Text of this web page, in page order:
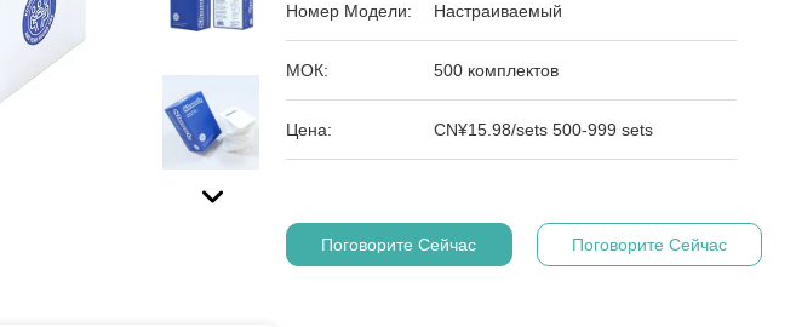
Номер Модели: Настраиваемый
МОК: 500 комплектов
Цена: CN¥15.98/sets 500-999 sets
Поговорите Сейчас Поговорите Сейчас